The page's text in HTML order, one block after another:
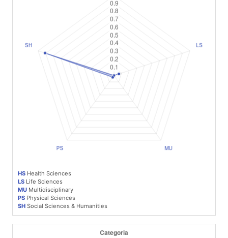
HS Health Sciences
LS Life Sciences
MU Multidisciplinary
PS Physical Sciences
SH Social Sciences & Humanities